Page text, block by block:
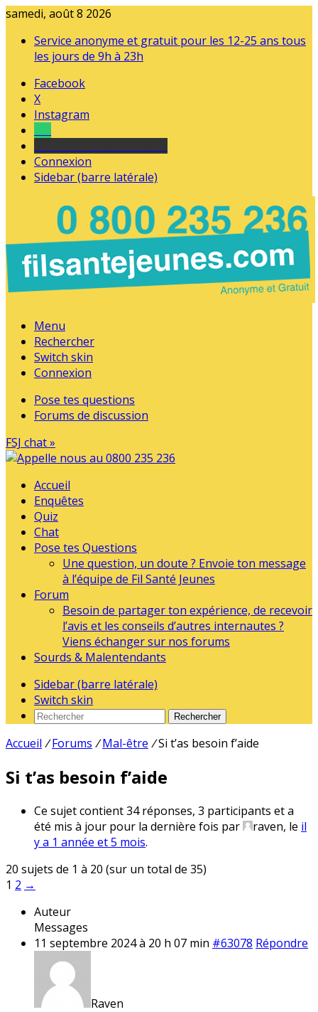
samedi, août 8 2026
Service anonyme et gratuit pour les 12-25 ans tous
les jours de 9h à 23h
Facebook
X
Instagram
Connexion
Sidebar (barre latérale)
Menu
Rechercher
Switch skin
Connexion
Pose tes questions
Forums de discussion
FSJ chat »
Accueil
Enquêtes
Quiz
Chat
Pose tes Questions
Une question, un doute ? Envoie ton message
à l’équipe de Fil Santé Jeunes
Forum
Besoin de partager ton expérience, de recevoir
l’avis et les conseils d’autres internautes ?
Viens échanger sur nos forums
Sourds & Malentendants
Sidebar (barre latérale)
Switch skin
Rechercher
Accueil / Forums / Mal-être /Si t’as besoin f’aide
Si t’as besoin f’aide
Ce sujet contient 34 réponses, 3 participants et a
été mis à jour pour la dernière fois par
raven, le il
y a 1 année et 5 mois.
20 sujets de 1 à 20 (sur un total de 35)
1 2 →
Auteur
Messages
11 septembre 2024 à 20 h 07 min #63078 Répondre
Raven